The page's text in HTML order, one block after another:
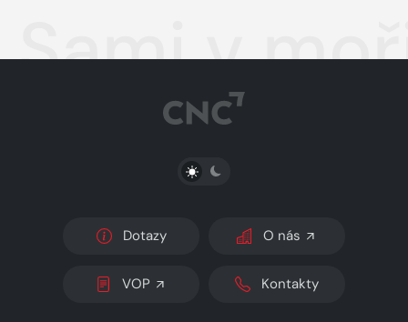
Sami v
PŘEPNOUT SVĚTLÝ/TMAVÝ REŽIM
Dotazy O nás
VOP Kontakty